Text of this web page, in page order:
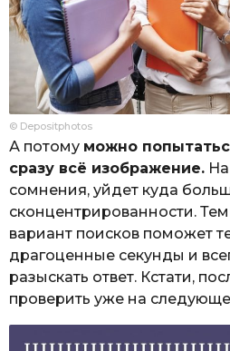
© Depositphotos
А потому можно
сразу всё изображение. На
сомнения, уйдет куда
сконцентрированности.
вариант поисков поможет
драгоценные секунды и
разыскать ответ. Кстати,
проверить уже на